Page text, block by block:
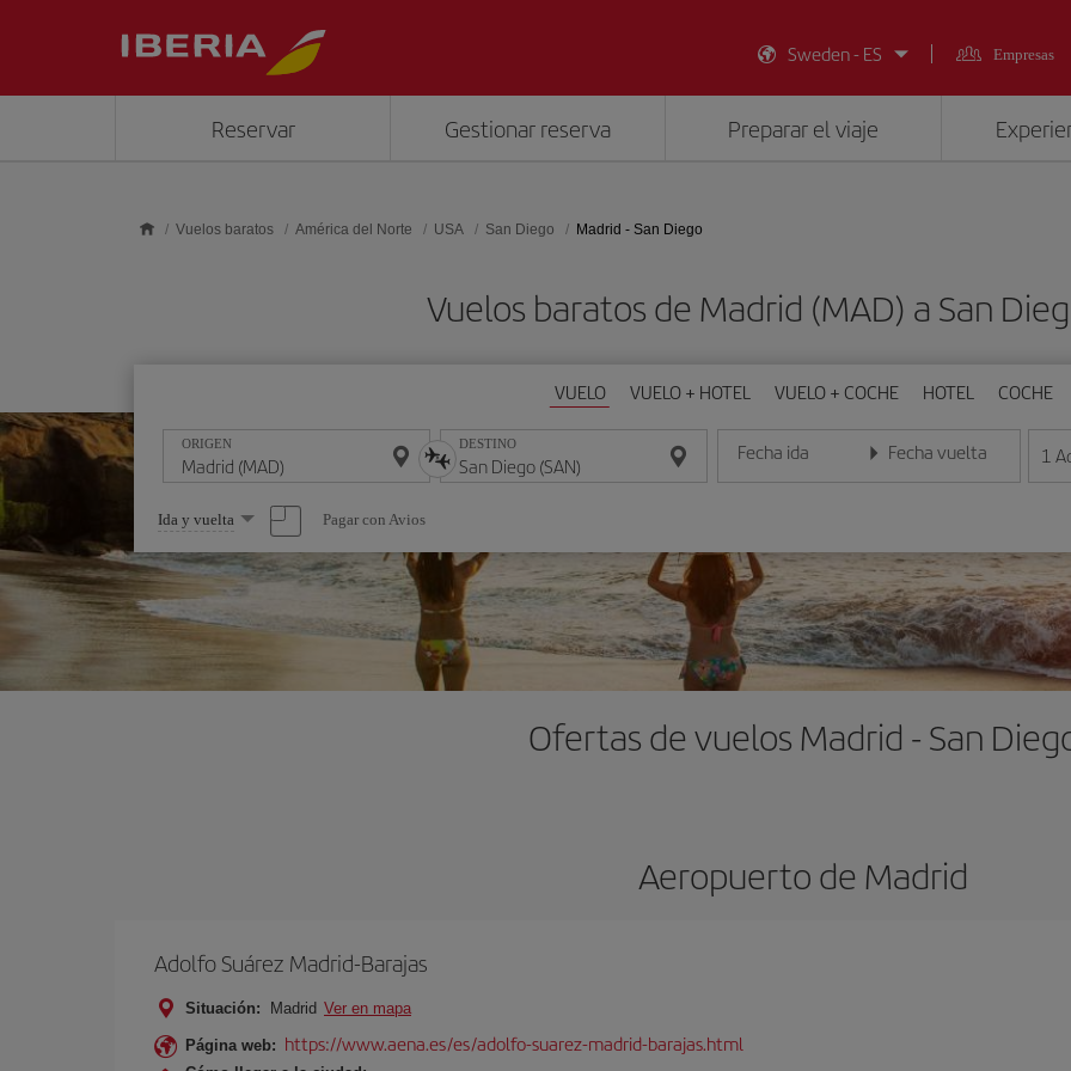
Sweden - ES
Empresas
Reservar Gestionar reserva Preparar el viaje
Vuelos baratos América del Norte USA San Diego Madrid - San Diego
Vuelos baratos de Madrid (MAD) a San
VUELO VUELO + HOTEL VUELO + COCHE HOTEL COCHE
ORIGEN DESTINO Fecha ida
Introduce la fecha en formato día/mes/año
Fecha vuelta
Introduce la fecha en 1
Seleccione
una
opción
Ida y vuelta Pagar con Avios
Ofertas de vuelos Madrid - San
Aeropuerto de Madrid
Adolfo Suárez Madrid-Barajas
Situación: Madrid Ver en mapa
Página web: https://www.aena.es/es/adolfo-suarez-madrid-barajas.html